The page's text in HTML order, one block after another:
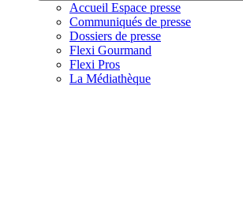
Accueil Espace presse
Communiqués de presse
Dossiers de presse
Flexi Gourmand
Flexi Pros
La Médiathèque